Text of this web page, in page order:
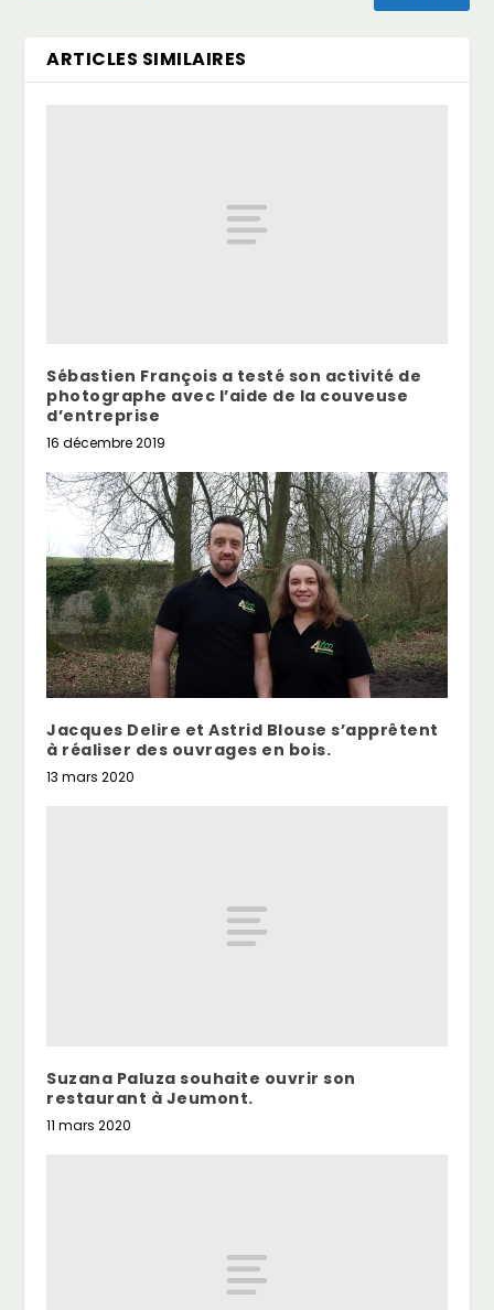
ARTICLES SIMILAIRES
Sébastien François a testé son activité de
photographe avec l’aide de la couveuse
d’entreprise
16 décembre 2019
Jacques Delire et Astrid Blouse s’apprêtent
à réaliser des ouvrages en bois.
13 mars 2020
Suzana Paluza souhaite ouvrir son
restaurant à Jeumont.
11 mars 2020